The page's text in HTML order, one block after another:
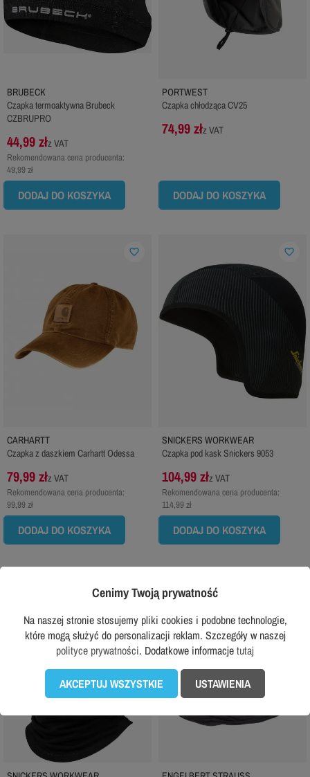
BRUBECK
Czapka termoaktywna Brubeck
CZBRUPRO
44,99 złz VAT
Rekomendowana cena producenta:
49,99 zł
DODAJ DO KOSZYKA
PORTWEST
Czapka chłodząca CV25
74,99 złz VAT
DODAJ DO KOSZYKA
CARHARTT
Czapka z daszkiem Carhartt Odessa
79,99 złz VAT
Rekomendowana cena producenta:
99,99 zł
DODAJ DO KOSZYKA
favorite_border
SNICKERS WORKWEAR
Czapka pod kask Snickers 9053
104,99 złz VAT
Rekomendowana cena producenta:
114,99 zł
DODAJ DO KOSZYKA
favorite_border
favorite_border
Cenimy Twoją prywatność
Na naszej stronie stosujemy pliki cookies i podobne technologie,
które mogą służyć do personalizacji reklam. Szczegóły w naszej
polityce prywatności. Dodatkowe informacjetutaj
AKCEPTUJ WSZYSTKIE USTAWIENIA